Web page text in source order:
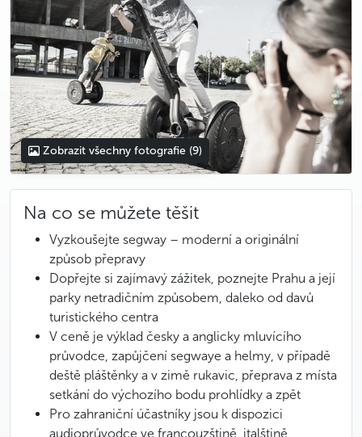
Zobrazit všechny fotografie (9)
Na co se můžete těšit
Vyzkoušejte segway – moderní a originální
způsob přepravy
Dopřejte si zajímavý zážitek, poznejte Prahu a její
parky netradičním způsobem, daleko od davů
turistického centra
V ceně je výklad česky a anglicky mluvícího
průvodce, zapůjčení segwaye a helmy, v případě
deště pláštěnky a v zimě rukavic, přeprava z místa
setkání do výchozího bodu prohlídky a zpět
Pro zahraniční účastníky jsou k dispozici
audioprůvodce ve francouzštině, italštině,